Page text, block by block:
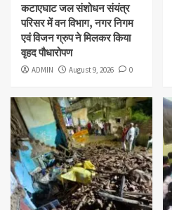
कटाएघाट जल संशोधन संयंत्र
परिसर में वन विभाग, नगर निगम
एवं विजन ग्रुप ने मिलकर किया
वृहद पौधारोपण
ADMIN August 9, 2026 0